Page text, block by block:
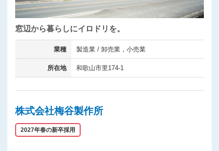
窓辺から暮らしにイロドリを。
業種 製造業 / 卸売業，小売業
所在地 和歌山市里174-1
株式会社梅谷製作所
2027年春の新卒採用